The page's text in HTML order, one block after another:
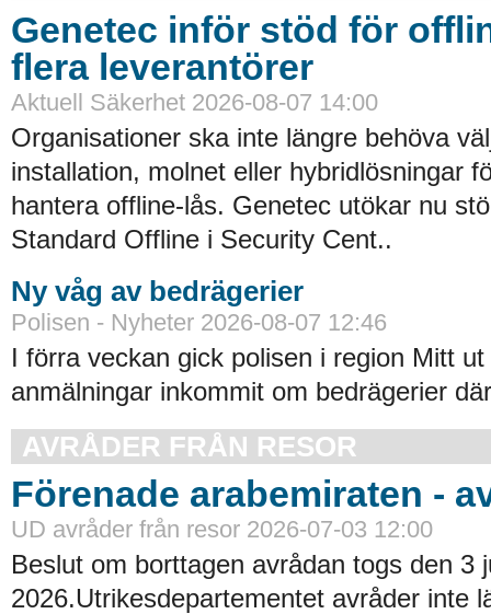
Genetec inför stöd för
flera leverantörer
Aktuell Säkerhet 2026-08-07 14:00
Organisationer ska inte längre behöva
installation, molnet eller hybridlösningar
hantera offline-lås. Genetec utökar nu
Standard Offline i Security Cent..
Ny våg av bedrägerier
Polisen - Nyheter 2026-08-07 12:46
I förra veckan gick polisen i region Mitt
anmälningar inkommit om bedrägerier
AVRÅDER FRÅN RESOR
Förenade arabemiraten -
UD avråder från resor 2026-07-03 12:00
Beslut om borttagen avrådan togs den 3
2026.Utrikesdepartementet avråder inte